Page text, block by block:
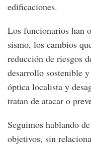
edificaciones.
Los funcionarios han
sismo, los cambios
reducción de riesgos
desarrollo sostenible
óptica localista y
tratan de atacar o
Seguimos hablando
objetivos, sin